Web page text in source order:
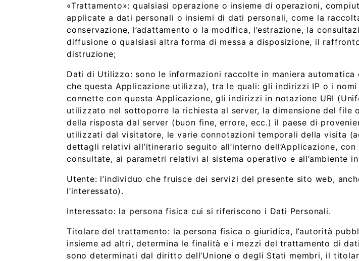
«Trattamento»: qualsiasi operazione o insieme di operazioni,
applicate a dati personali o insiemi di dati personali, come la
conservazione, l’adattamento o la modifica, l’estrazione, la
diffusione o qualsiasi altra forma di messa a disposizione, il
distruzione;
Dati di Utilizzo: sono le informazioni raccolte in maniera
che questa Applicazione utilizza), tra le quali: gli indirizzi IP o i
connette con questa Applicazione, gli indirizzi in notazione URI
utilizzato nel sottoporre la richiesta al server, la dimensione del
della risposta dal server (buon fine, errore, ecc.) il paese di
utilizzati dal visitatore, le varie connotazioni temporali della visita
dettagli relativi all’itinerario seguito all’interno dell’Applicazione,
consultate, ai parametri relativi al sistema operativo e all’ambiente
Utente: l’individuo che fruisce dei servizi del presente sito web,
l’interessato).
Interessato: la persona fisica cui si riferiscono i Dati Personali.
Titolare del trattamento: la persona fisica o giuridica, l’autorità
insieme ad altri, determina le finalità e i mezzi del trattamento di
sono determinati dal diritto dell’Unione o degli Stati membri, il